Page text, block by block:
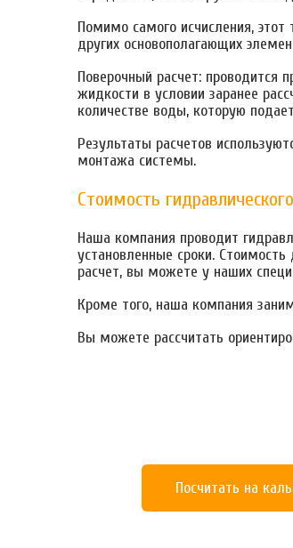
Помимо самого исчисления,
других основополагающих
Поверочный расчет: проводится
жидкости в условии заранее
количестве воды, которую
Результаты расчетов
монтажа системы.
Стоимость
Наша компания проводит
установленные сроки.
расчет, вы можете у наших
Кроме того, наша компания
Вы можете рассчитать
Посчитать на